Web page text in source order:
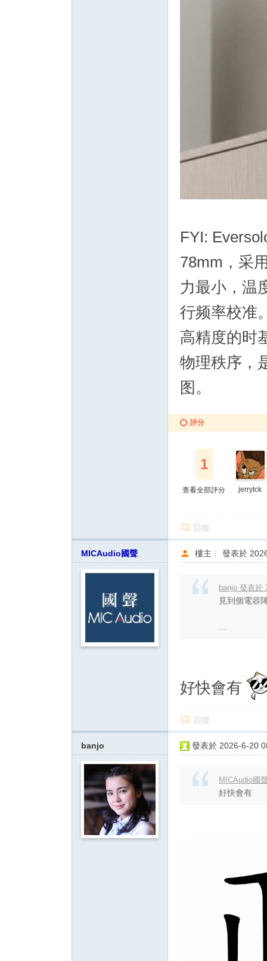
FYI:
78mm，采
力最小，温
行频率校准
高精度的时
物理秩序，
图。
評分
1
查看全部評分 jerrytck
回復
MICAudio國聲 樓主 | 發表於
banjo 發表於
見到個電容
好快會有
回復
banjo 發表於 2026-6-20
MICAudio國
好快會有